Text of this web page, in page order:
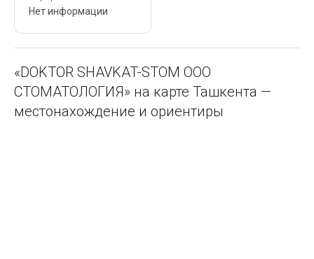
Нет информации
«DOKTOR SHAVKAT-STOM ООО
СТОМАТОЛОГИЯ» на карте Ташкента —
местонахождение и ориентиры